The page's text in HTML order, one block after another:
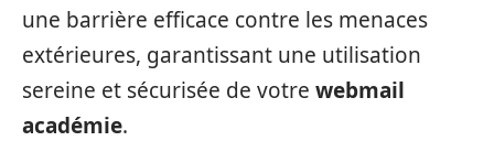
une barrière efficace contre les menaces
extérieures, garantissant une utilisation
sereine et sécurisée de votre webmail
académie.